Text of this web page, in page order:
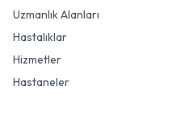
Uzmanlık Alanları
Hastalıklar
Hizmetler
Hastaneler